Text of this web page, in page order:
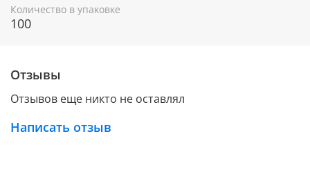
Количество в упаковке
100
Отзывы
Отзывов еще никто не оставлял
Написать отзыв